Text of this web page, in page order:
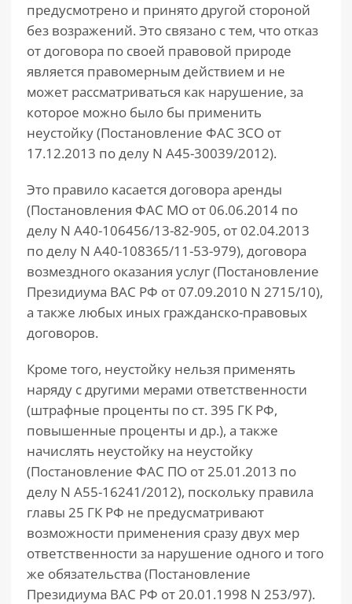
предусмотрено и принято другой стороной
без возражений. Это связано с тем, что отказ
от договора по своей правовой природе
является правомерным действием и не
может рассматриваться как нарушение, за
которое можно было бы применить
неустойку (Постановление ФАС ЗСО от
17.12.2013 по делу N А45-30039/2012).
Это правило касается договора аренды
(Постановления ФАС МО от 06.06.2014 по
делу N А40-106456/13-82-905, от 02.04.2013
по делу N А40-108365/11-53-979), договора
возмездного оказания услуг (Постановление
Президиума ВАС РФ от 07.09.2010 N 2715/10),
а также любых иных гражданско-правовых
договоров.
Кроме того, неустойку нельзя применять
наряду с другими мерами ответственности
(штрафные проценты по ст. 395 ГК РФ,
повышенные проценты и др.), а также
начислять неустойку на неустойку
(Постановление ФАС ПО от 25.01.2013 по
делу N А55-16241/2012), поскольку правила
главы 25 ГК РФ не предусматривают
возможности применения сразу двух мер
ответственности за нарушение одного и того
же обязательства (Постановление
Президиума ВАС РФ от 20.01.1998 N 253/97).